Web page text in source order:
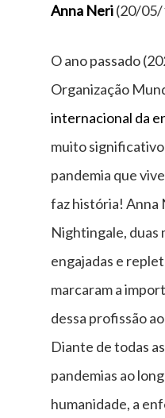
Anna Neri(20/
O ano passado
Organização
internacional da
muito significativo
pandemia que
faz história! Anna
Nightingale, duas
engajadas e
marcaram a
dessa profissão
Diante de todas
pandemias ao
humanidade, a